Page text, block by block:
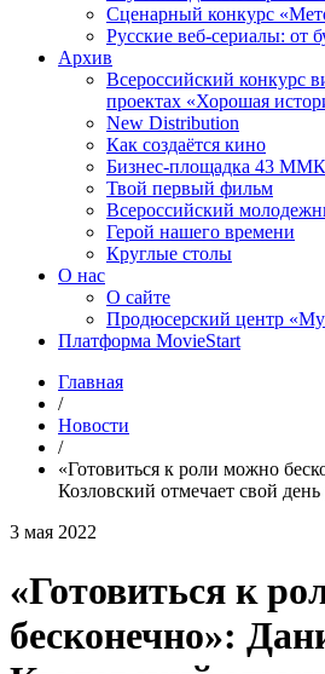
Сценарный конкурс
Русские веб-сериалы: от
Архив
Всероссийский конкурс
проектах «Хорошая
New Distribution
Как создаётся кино
Бизнес-площадка 43
Твой первый фильм
Всероссийский
Герой нашего времени
Круглые столы
О нас
О сайте
Продюсерский центр
Платформа MovieStart
Главная
/
Новости
/
«Готовиться к роли можно
Козловский отмечает свой
3 мая 2022
«Готовиться к
бесконечно»: